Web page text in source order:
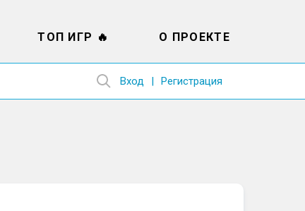
Вход Регистрация
ТОП ИГР 🔥 О ПРОЕКТЕ